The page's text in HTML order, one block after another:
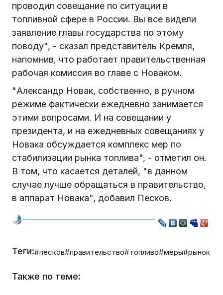
проводил совещание по ситуации в
топливной сфере в России. Вы все видели
заявление главы государства по этому
поводу", - сказал представитель Кремля,
напомнив, что работает правительственная
рабочая комиссия во главе с Новаком.
"Александр Новак, собственно, в ручном
режиме фактически ежедневно занимается
этими вопросами. И на совещании у
президента, и на ежедневных совещаниях у
Новака обсуждается комплекс мер по
стабилизации рынка топлива", - отметил он.
В том, что касается деталей, "в данном
случае лучше обращаться в правительство,
в аппарат Новака", добавил Песков.
Теги:#песков#правительство#топливо#меры#рынок
Также по теме: